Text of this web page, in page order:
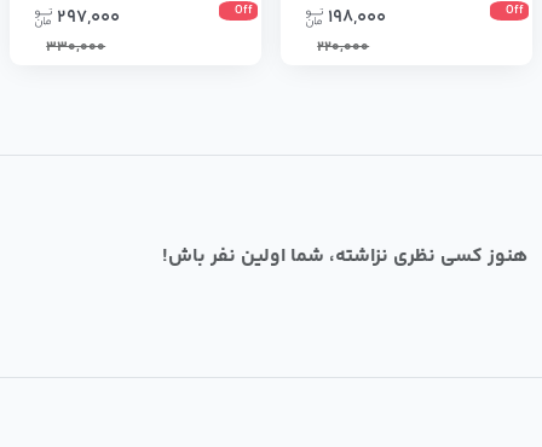
Off
198,000
220,000
Off
297,000
330,000
هنوز کسی نظری نزاشته، شما اولین نفر باش!